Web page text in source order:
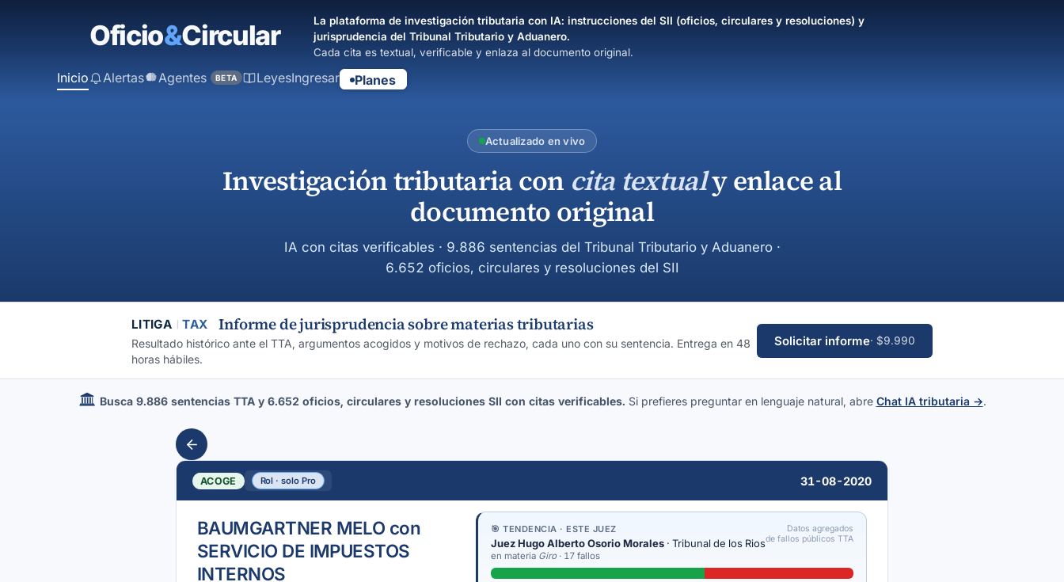
La plataforma de investigación tributaria con IA: instrucciones del SII (oficios, circulares y resoluciones) y
jurisprudencia del Tribunal Tributario y Aduanero.
Cada cita es textual, verificable y enlaza al documento original.
Inicio Ingresar Planes
Alertas Agentes BETA Leyes
Actualizado en vivo
Investigación tributaria con cita textualy enlace al
documento original
IA con citas verificables · 9.886 sentencias del Tribunal Tributario y Aduanero ·
6.652 oficios, circulares y resoluciones del SII
LITIGA TAX Informe de jurisprudencia sobre materias tributarias
Resultado histórico ante el TTA, argumentos acogidos y motivos de rechazo, cada uno con su sentencia. Entrega en 48
horas hábiles.
Solicitar informe· $9.990
Busca 9.886 sentencias TTA y 6.652 oficios, circulares y resoluciones SII con citas verificables. Si prefieres preguntar en lenguaje natural, abre Chat IA tributaria →.
ACOGE Rol · solo Pro 31-08-2020
BAUMGARTNER MELO con
SERVICIO DE IMPUESTOS
INTERNOS
🎯 TENDENCIA · ESTE JUEZ
Juez Hugo Alberto Osorio Morales · Tribunal de los Rios
en materia Giro· 17 fallos
Datos agregados
de fallos públicos TTA